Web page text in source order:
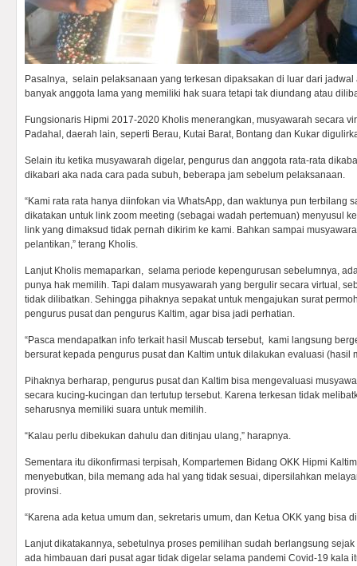
Pasalnya, selain pelaksanaan yang terkesan dipaksakan di luar dari
banyak anggota lama yang memiliki hak suara tetapi tak diundang atau
Fungsionaris Hipmi 2017-2020 Kholis menerangkan, musyawarah secara
Padahal, daerah lain, seperti Berau, Kutai Barat, Bontang dan Kukar
Selain itu ketika musyawarah digelar, pengurus dan anggota rata-rata
dikabari aka nada cara pada subuh, beberapa jam sebelum pelaksanaan.
“Kami rata rata hanya diinfokan via WhatsApp, dan waktunya pun terbilang
dikatakan untuk link zoom meeting (sebagai wadah pertemuan) menyusul
link yang dimaksud tidak pernah dikirim ke kami. Bahkan sampai
pelantikan,” terang Kholis.
Lanjut Kholis memaparkan, selama periode kepengurusan sebelumnya,
punya hak memilih. Tapi dalam musyawarah yang bergulir secara virtual,
tidak dilibatkan. Sehingga pihaknya sepakat untuk mengajukan surat
pengurus pusat dan pengurus Kaltim, agar bisa jadi perhatian.
“Pasca mendapatkan info terkait hasil Muscab tersebut, kami langsung
bersurat kepada pengurus pusat dan Kaltim untuk dilakukan evaluasi (hasil
Pihaknya berharap, pengurus pusat dan Kaltim bisa mengevaluasi
secara kucing-kucingan dan tertutup tersebut. Karena terkesan tidak
seharusnya memiliki suara untuk memilih.
“Kalau perlu dibekukan dahulu dan ditinjau ulang,” harapnya.
Sementara itu dikonfirmasi terpisah, Kompartemen Bidang OKK Hipmi
menyebutkan, bila memang ada hal yang tidak sesuai, dipersilahkan
provinsi.
“Karena ada ketua umum dan, sekretaris umum, dan Ketua OKK yang bisa
Lanjut dikatakannya, sebetulnya proses pemilihan sudah berlangsung
ada himbauan dari pusat agar tidak digelar selama pandemi Covid-19 kala